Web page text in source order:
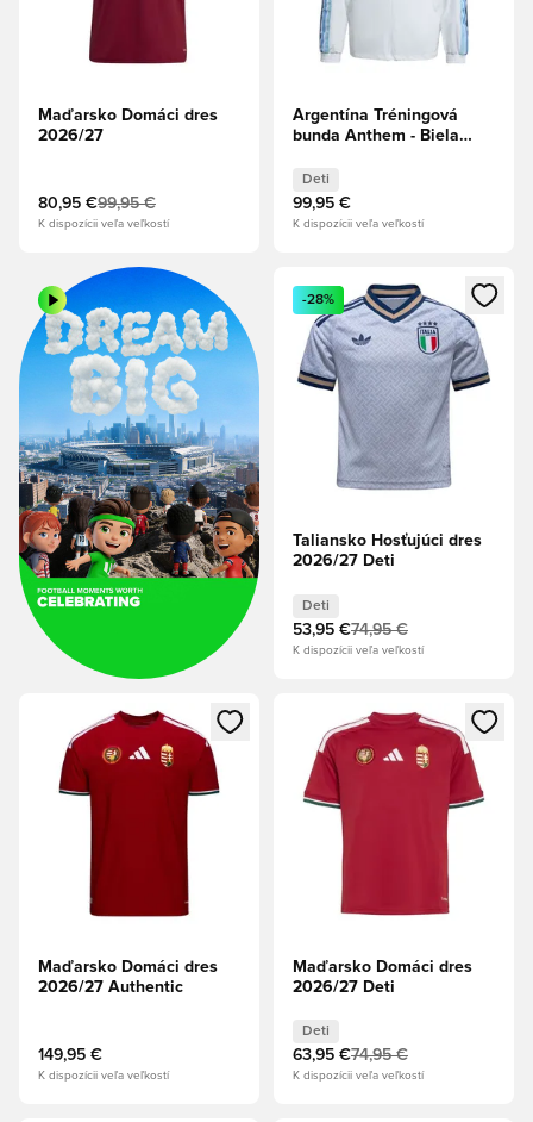
Maďarsko Domáci dres
2026/27
80,95 €99,95 €
K dispozícii veľa veľkostí
Argentína Tréningová
bunda Anthem - Biela
Deti
99,95 €
K dispozícii veľa veľkostí
Otvorí modál na prihlásenie
-28%
Taliansko Hosťujúci dres
2026/27 Deti
Deti
53,95 €74,95 €
K dispozícii veľa veľkostí
Otvorí modál na prihlásenie alebo registráciu ako člen
Maďarsko Domáci dres
2026/27 Authentic
149,95 €
K dispozícii veľa veľkostí
Otvorí modál na prihlásenie
Maďarsko Domáci dres
2026/27 Deti
Deti
63,95 €74,95 €
K dispozícii veľa veľkostí